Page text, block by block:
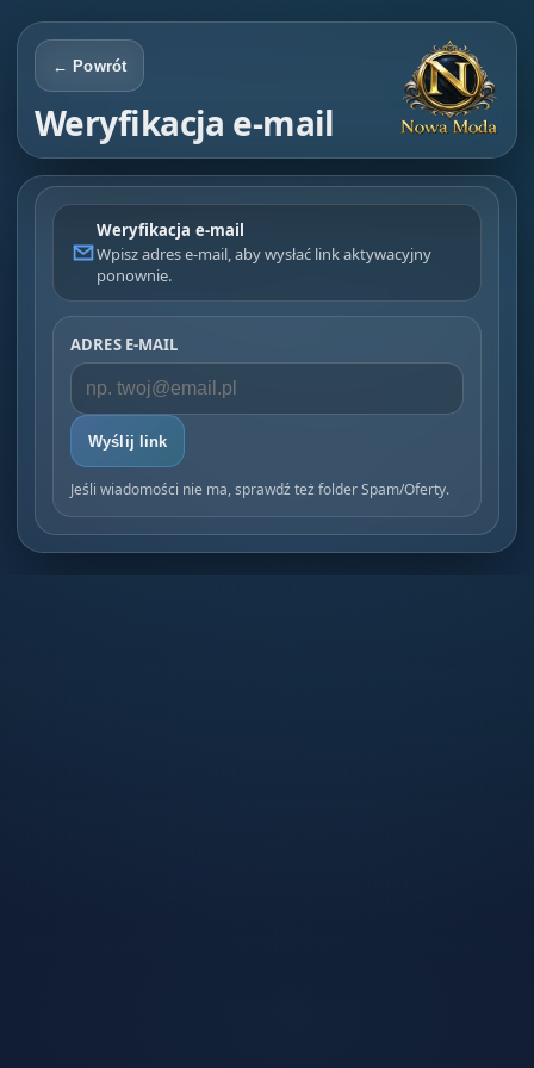
← Powrót
Weryfikacja e-mail
Weryfikacja e-mail
Wpisz adres e-mail, aby wysłać link aktywacyjny
ponownie.
ADRES E-MAIL
Wyślij link
Jeśli wiadomości nie ma, sprawdź też folder Spam/Oferty.